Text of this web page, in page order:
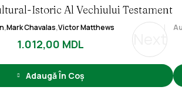
v
a
u
t
l
d
n
5
Istoric Al Vechiului Testament
,Mark Chavalas,Victor Matthews
1.012,00 MDL
Adaugă În Coș
Next